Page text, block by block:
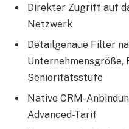
Direkter Zugriff auf
Netzwerk
Detailgenaue Filter
Unternehmensgröße,
Senioritätsstufe
Native CRM-
Advanced-Tarif